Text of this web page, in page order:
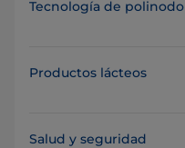
Tecnología de polinodo
Productos lácteos
Salud y seguridad